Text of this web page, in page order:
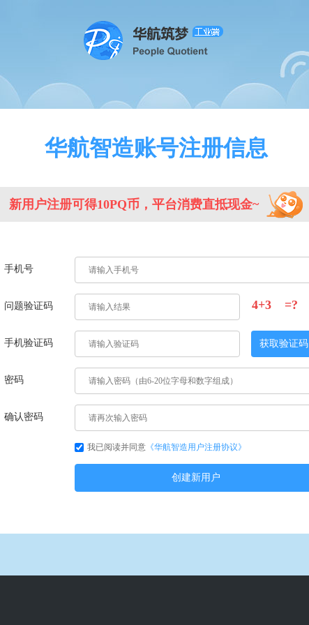
华航智造账号注册信息
新用户注册可得10PQ币，平台消费直抵现金~
手机号
问题验证码 4+3 =?
手机验证码 获取验证码
密码
确认密码
我已阅读并同意《华航智造用户注册协议》
创建新用户